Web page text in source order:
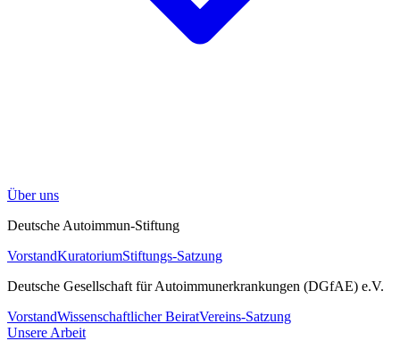
Über uns
Deutsche Autoimmun-Stiftung
VorstandKuratoriumStiftungs-Satzung
Deutsche Gesellschaft für Autoimmunerkrankungen (DGfAE) e.V.
VorstandWissenschaftlicher BeiratVereins-Satzung
Unsere Arbeit